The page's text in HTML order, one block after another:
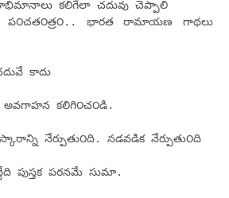
క‌లిగేలా చ‌దువు చెప్పాలి
భార‌త‌ రామాయ‌ణ‌ గాథ‌లు
కాదు
క‌లిగి౦చ౦డి.
నేర్పుతు౦ది. న‌డ‌వ‌డిక‌ నేర్పుతు౦ది
పుస్త‌క‌ ప‌ఠ‌న‌మే సుమా.